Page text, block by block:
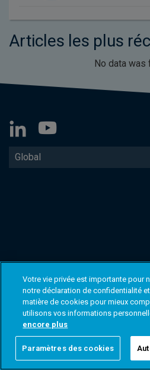
Articles les plus
No data was
Global
Votre vie privée est importante pour
notre déclaration de confidentialité
matière de cookies pour mieux
utilisons vos informations
encore plus
Paramètres des cookies